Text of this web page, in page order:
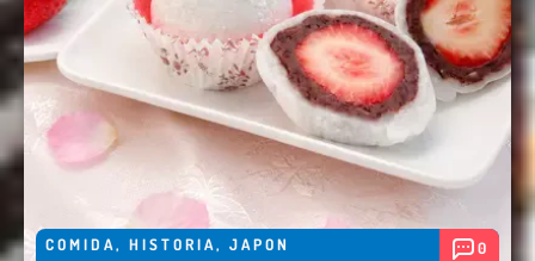
COMIDA, HISTORIA, JAPON 0